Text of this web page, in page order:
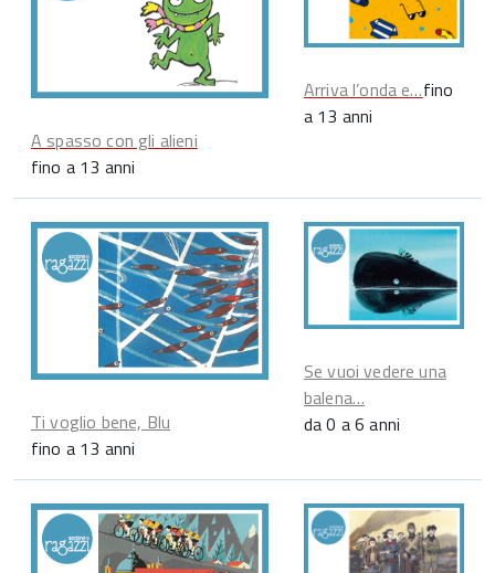
A spasso con gli alieni
fino a 13 anni
Arriva l’onda e…fino
a 13 anni
Ti voglio bene, Blu
fino a 13 anni
Se vuoi vedere una
balena…
da 0 a 6 anni